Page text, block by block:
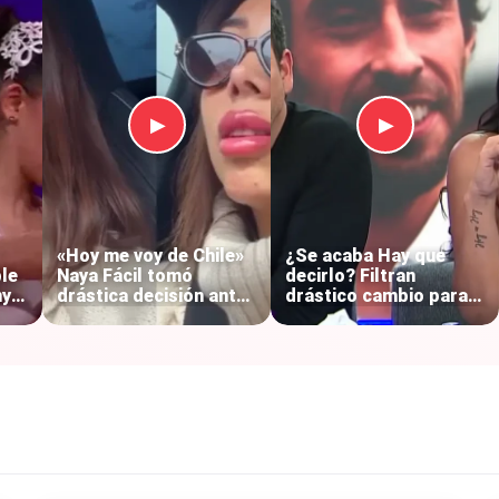
▶
«Hoy me voy de Chile»
Naya Fácil tomó
drástica decisión antes
de enfrentar
▶
¿Se acaba Hay que
decirlo? Filtran
drástico cambio para
Pamela Díaz y Canal 13